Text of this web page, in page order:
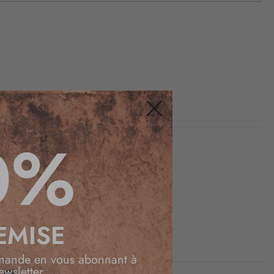
Fermer
en vous abonnant à